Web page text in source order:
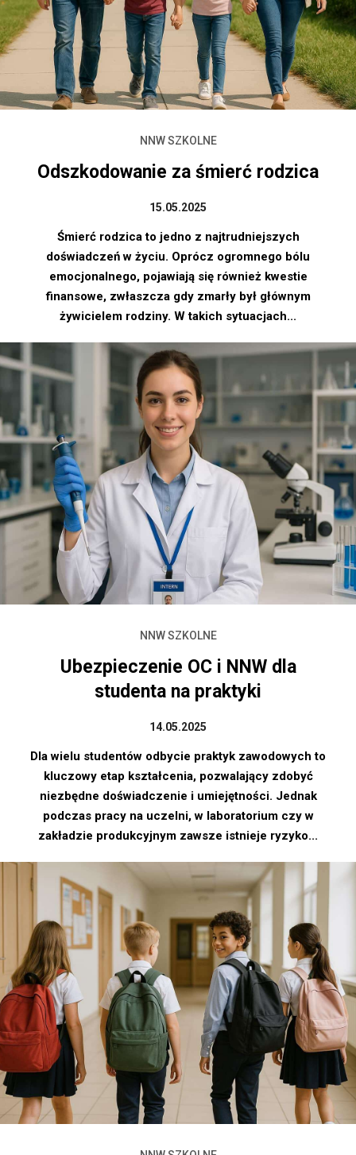
NNW SZKOLNE
Odszkodowanie za śmierć rodzica
15.05.2025
Śmierć rodzica to jedno z najtrudniejszych
doświadczeń w życiu. Oprócz ogromnego bólu
emocjonalnego, pojawiają się również kwestie
finansowe, zwłaszcza gdy zmarły był głównym
żywicielem rodziny. W takich sytuacjach...
NNW SZKOLNE
Ubezpieczenie OC i NNW dla
studenta na praktyki
14.05.2025
Dla wielu studentów odbycie praktyk zawodowych to
kluczowy etap kształcenia, pozwalający zdobyć
niezbędne doświadczenie i umiejętności. Jednak
podczas pracy na uczelni, w laboratorium czy w
zakładzie produkcyjnym zawsze istnieje ryzyko...